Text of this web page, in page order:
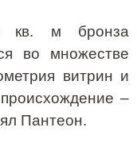
кв. м бронза
во множестве
витрин и
–
Пантеон.